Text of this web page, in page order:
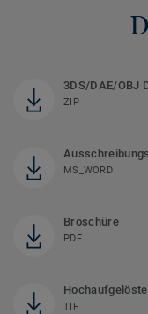
3DS/DAE/OBJ
ZIP
MS_WORD
Broschüre
PDF
TIF